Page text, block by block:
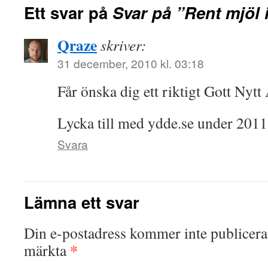
Ett svar på Svar på ”Rent mjöl
Qrazeskriver:
31 december, 2010 kl. 03:18
Får önska dig ett riktigt Gott
Lycka till med ydde.se under
Svara
Lämna ett svar
Din e-postadress kommer inte
märkta*